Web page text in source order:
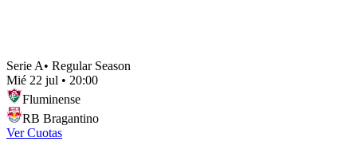
Serie A• Regular Season
Mié 22 jul • 20:00
Fluminense
RB Bragantino
Ver Cuotas